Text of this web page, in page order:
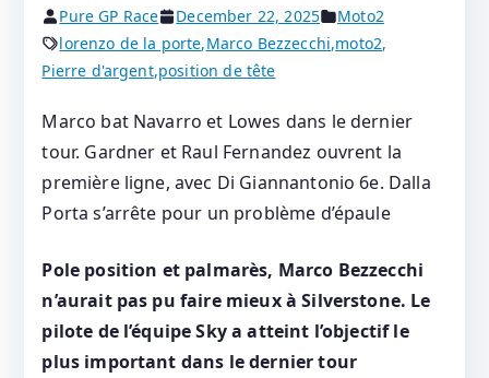
Pure GP Race December 22, 2025
Moto2
lorenzo de la porte,Marco Bezzecchi,moto2,
Pierre d'argent,position de tête
Marco bat Navarro et Lowes dans le dernier
tour. Gardner et Raul Fernandez ouvrent la
première ligne, avec Di Giannantonio 6e. Dalla
Porta s’arrête pour un problème d’épaule
Pole position et palmarès, Marco Bezzecchi
n’aurait pas pu faire mieux à Silverstone. Le
pilote de l’équipe Sky a atteint l’objectif le
plus important dans le dernier tour